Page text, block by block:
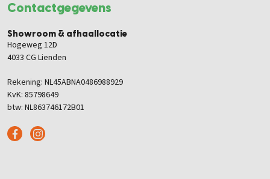
Contactgegevens
Showroom & afhaallocatie
Hogeweg 12D
4033 CG Lienden
Rekening: NL45ABNA0486988929
KvK: 85798649
btw: NL863746172B01